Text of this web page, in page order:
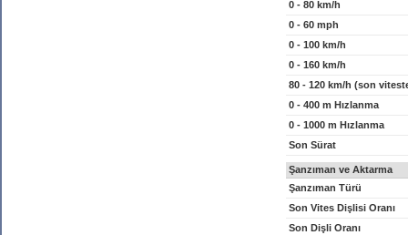
0 - 80 km/h
0 - 60 mph
0 - 100 km/h
0 - 160 km/h
80 - 120 km/h (son
0 - 400 m Hızlanma
0 - 1000 m Hızlanma
Son Sürat
Şanzıman ve Aktarma
Şanzıman Türü
Son Vites Dişlisi Oranı
Son Dişli Oranı